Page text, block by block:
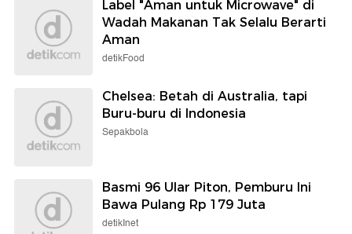
Label "Aman untuk Microwave" di
Wadah Makanan Tak Selalu Berarti
Aman
detikFood
Chelsea: Betah di Australia, tapi
Buru-buru di Indonesia
Sepakbola
Basmi 96 Ular Piton, Pemburu Ini
Bawa Pulang Rp 179 Juta
detikInet